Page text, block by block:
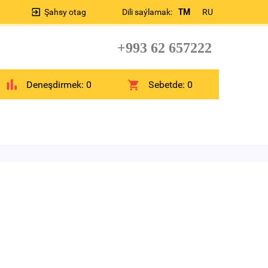
Dili saýlamak: TM RU
Şahsy otag
+993 62 657222
Deneşdirmek: 0 Sebetde:0